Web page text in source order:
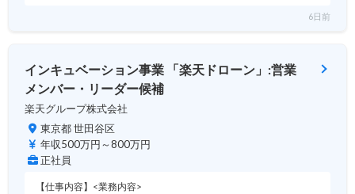
6日前
インキュベーション事業 「楽天ドローン」:営業
メンバー・リーダー候補
楽天グループ株式会社
東京都 世田谷区
年収500万円～800万円
正社員
【仕事内容】<業務内容>